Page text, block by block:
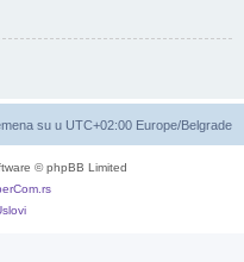
su u UTC+02:00 Europe/Belgrade
© phpBB Limited